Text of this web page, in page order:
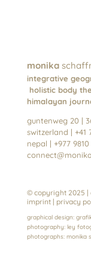
monika
integrative
holistic body
himalayan
guntenweg 20 |
switzerland | +41
nepal | +977 9810
© copyright 2025 |
imprint | privacy
graphical design:
photography: ley
photographs: monika